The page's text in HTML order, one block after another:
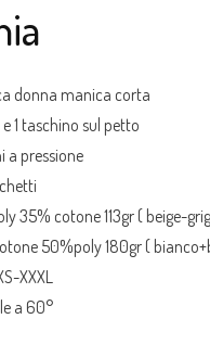
donna manica corta
e 1 taschino sul petto
a pressione
35% cotone 113gr ( beige-
50%poly 180gr (
XXXL
a 60°